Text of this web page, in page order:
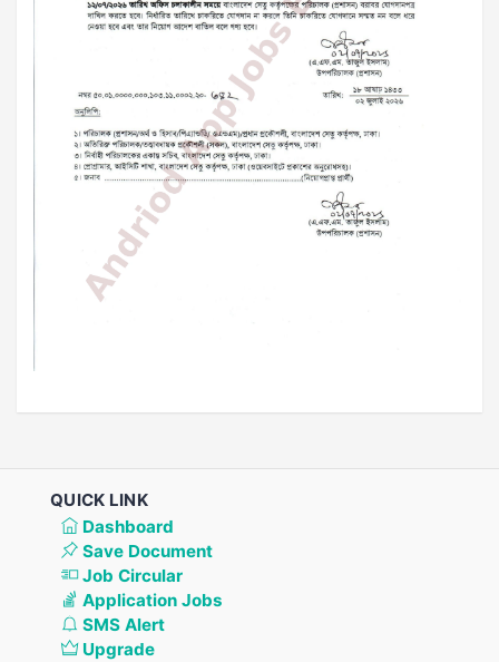
QUICK LINK
Dashboard
Save Document
Job Circular
Application Jobs
SMS Alert
Upgrade